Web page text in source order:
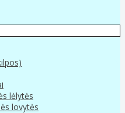
lėlytės
lovytės